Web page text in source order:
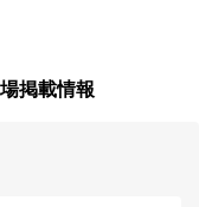
掲載情報